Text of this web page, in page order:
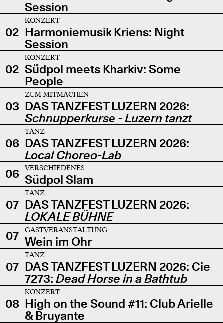
Session
02
KONZERT
Harmoniemusik Kriens: Night
Session
02
KONZERT
Südpol meets Kharkiv: Some
People
03
ZUM MITMACHEN
DAS TANZFEST LUZERN 2026:
Schnupperkurse - Luzern tanzt
06
TANZ
DAS TANZFEST LUZERN 2026:
Local Choreo-Lab
06
VERSCHIEDENES
Südpol Slam
07
TANZ
DAS TANZFEST LUZERN 2026:
LOKALE BÜHNE
07
GASTVERANSTALTUNG
Wein im Ohr
07
TANZ
DAS TANZFEST LUZERN 2026: Cie
7273: Dead Horse in a Bathtub
08
KONZERT
High on the Sound #11: Club Arielle
& Bruyante